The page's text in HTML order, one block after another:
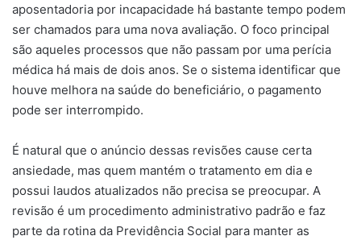
aposentadoria por incapacidade há bastante tempo podem
ser chamados para uma nova avaliação. O foco principal
são aqueles processos que não passam por uma perícia
médica há mais de dois anos. Se o sistema identificar que
houve melhora na saúde do beneficiário, o pagamento
pode ser interrompido.
É natural que o anúncio dessas revisões cause certa
ansiedade, mas quem mantém o tratamento em dia e
possui laudos atualizados não precisa se preocupar. A
revisão é um procedimento administrativo padrão e faz
parte da rotina da Previdência Social para manter as